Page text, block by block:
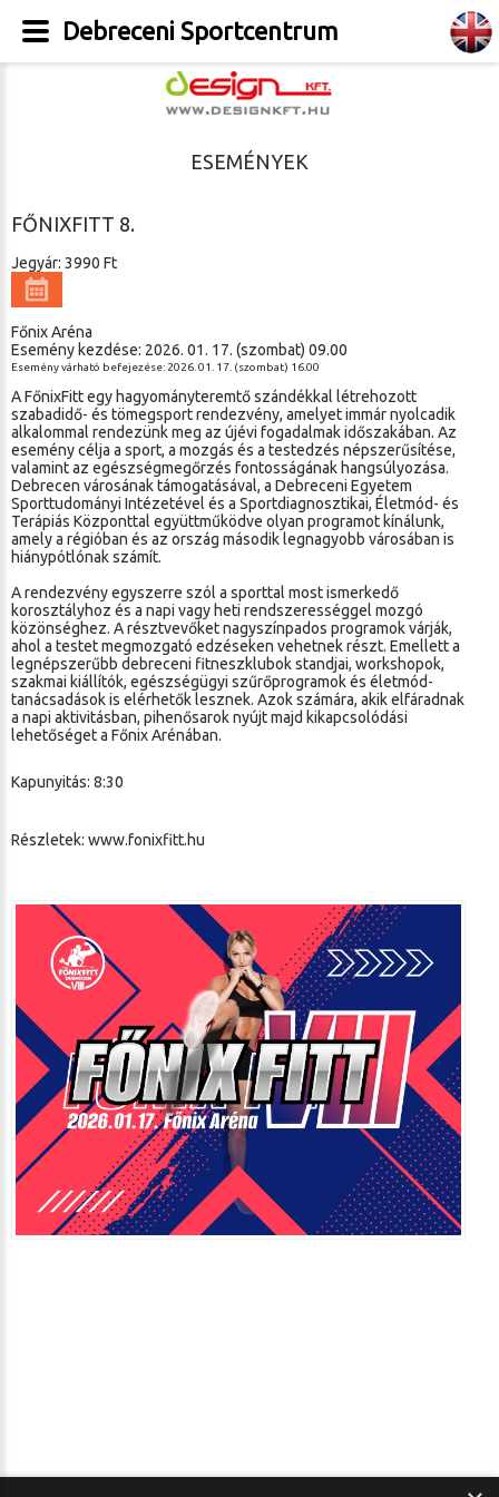
ESEMÉNYEK
FŐNIXFITT 8.
Jegyár: 3990 Ft
Főnix Aréna
Esemény kezdése: 2026. 01. 17. (szombat) 09.00
Esemény várható befejezése: 2026. 01. 17. (szombat) 16.00
A FőnixFitt egy hagyományteremtő szándékkal létrehozott
szabadidő- és tömegsport rendezvény, amelyet immár nyolcadik
alkalommal rendezünk meg az újévi fogadalmak időszakában. Az
esemény célja a sport, a mozgás és a testedzés népszerűsítése,
valamint az egészségmegőrzés fontosságának hangsúlyozása.
Debrecen városának támogatásával, a Debreceni Egyetem
Sporttudományi Intézetével és a Sportdiagnosztikai, Életmód- és
Terápiás Központtal együttműködve olyan programot kínálunk,
amely a régióban és az ország második legnagyobb városában is
hiánypótlónak számít.
A rendezvény egyszerre szól a sporttal most ismerkedő
korosztályhoz és a napi vagy heti rendszerességgel mozgó
közönséghez. A résztvevőket nagyszínpados programok várják,
ahol a testet megmozgató edzéseken vehetnek részt. Emellett a
legnépszerűbb debreceni fitneszklubok standjai, workshopok,
szakmai kiállítók, egészségügyi szűrőprogramok és életmód-
tanácsadások is elérhetők lesznek. Azok számára, akik elfáradnak
a napi aktivitásban, pihenősarok nyújt majd kikapcsolódási
lehetőséget a Főnix Arénában.
Kapunyitás: 8:30
Részletek: www.fonixfitt.hu
Debreceni Sportcentrum